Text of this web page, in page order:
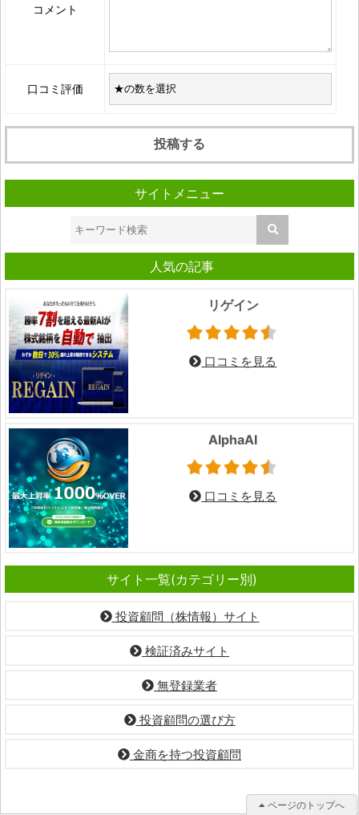
コメント
口コミ評価
サイトメニュー
人気の記事
リゲイン
口コミを見る
AlphaAI
口コミを見る
サイト一覧(カテゴリー別)
投資顧問（株情報）サイト
検証済みサイト
無登録業者
投資顧問の選び方
金商を持つ投資顧問
ページのトップへ